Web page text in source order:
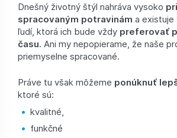
Dnešný životný štýl nahráva vysoko
spracovaným potravinám a existuje
ľudí, ktorá ich bude vždy preferovať
času. Ani my nepopierame, že naše
priemyselne spracované.
Práve tu však môžeme ponúknuť
ktoré sú:
kvalitné,
funkčné